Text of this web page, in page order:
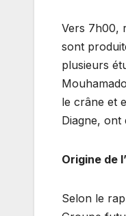
Vers 7h00,
sont
plusieurs
le crâne et
Diagne, ont
Origine de
Selon le